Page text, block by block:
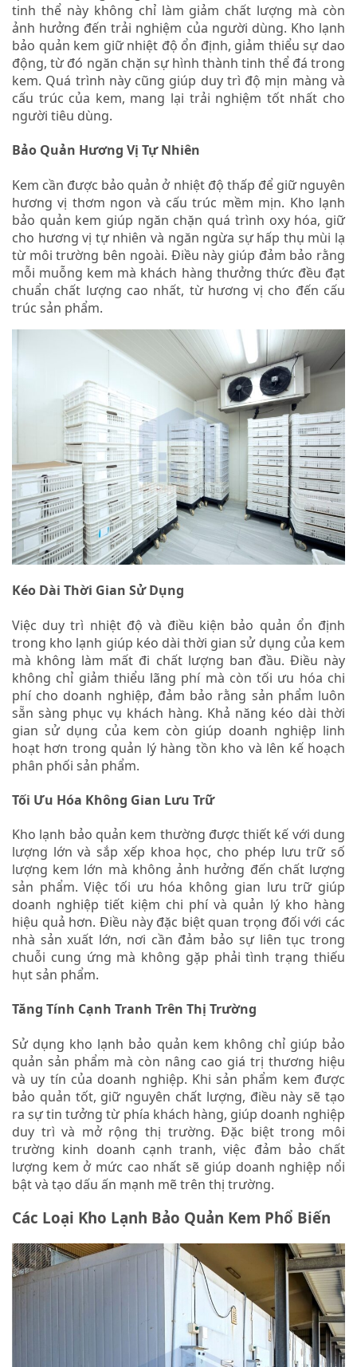
tinh thể này không chỉ làm giảm chất lượng mà còn
ảnh hưởng đến trải nghiệm của người dùng. Kho lạnh
bảo quản kem giữ nhiệt độ ổn định, giảm thiểu sự dao
động, từ đó ngăn chặn sự hình thành tinh thể đá trong
kem. Quá trình này cũng giúp duy trì độ mịn màng và
cấu trúc của kem, mang lại trải nghiệm tốt nhất cho
người tiêu dùng.
Bảo Quản Hương Vị Tự Nhiên
Kem cần được bảo quản ở nhiệt độ thấp để giữ nguyên
hương vị thơm ngon và cấu trúc mềm mịn. Kho lạnh
bảo quản kem giúp ngăn chặn quá trình oxy hóa, giữ
cho hương vị tự nhiên và ngăn ngừa sự hấp thụ mùi lạ
từ môi trường bên ngoài. Điều này giúp đảm bảo rằng
mỗi muỗng kem mà khách hàng thưởng thức đều đạt
chuẩn chất lượng cao nhất, từ hương vị cho đến cấu
trúc sản phẩm.
Kéo Dài Thời Gian Sử Dụng
Việc duy trì nhiệt độ và điều kiện bảo quản ổn định
trong kho lạnh giúp kéo dài thời gian sử dụng của kem
mà không làm mất đi chất lượng ban đầu. Điều này
không chỉ giảm thiểu lãng phí mà còn tối ưu hóa chi
phí cho doanh nghiệp, đảm bảo rằng sản phẩm luôn
sẵn sàng phục vụ khách hàng. Khả năng kéo dài thời
gian sử dụng của kem còn giúp doanh nghiệp linh
hoạt hơn trong quản lý hàng tồn kho và lên kế hoạch
phân phối sản phẩm.
Tối Ưu Hóa Không Gian Lưu Trữ
Kho lạnh bảo quản kem thường được thiết kế với dung
lượng lớn và sắp xếp khoa học, cho phép lưu trữ số
lượng kem lớn mà không ảnh hưởng đến chất lượng
sản phẩm. Việc tối ưu hóa không gian lưu trữ giúp
doanh nghiệp tiết kiệm chi phí và quản lý kho hàng
hiệu quả hơn. Điều này đặc biệt quan trọng đối với các
nhà sản xuất lớn, nơi cần đảm bảo sự liên tục trong
chuỗi cung ứng mà không gặp phải tình trạng thiếu
hụt sản phẩm.
Tăng Tính Cạnh Tranh Trên Thị Trường
Sử dụng kho lạnh bảo quản kem không chỉ giúp bảo
quản sản phẩm mà còn nâng cao giá trị thương hiệu
và uy tín của doanh nghiệp. Khi sản phẩm kem được
bảo quản tốt, giữ nguyên chất lượng, điều này sẽ tạo
ra sự tin tưởng từ phía khách hàng, giúp doanh nghiệp
duy trì và mở rộng thị trường. Đặc biệt trong môi
trường kinh doanh cạnh tranh, việc đảm bảo chất
lượng kem ở mức cao nhất sẽ giúp doanh nghiệp nổi
bật và tạo dấu ấn mạnh mẽ trên thị trường.
Các Loại Kho Lạnh Bảo Quản Kem Phổ Biến